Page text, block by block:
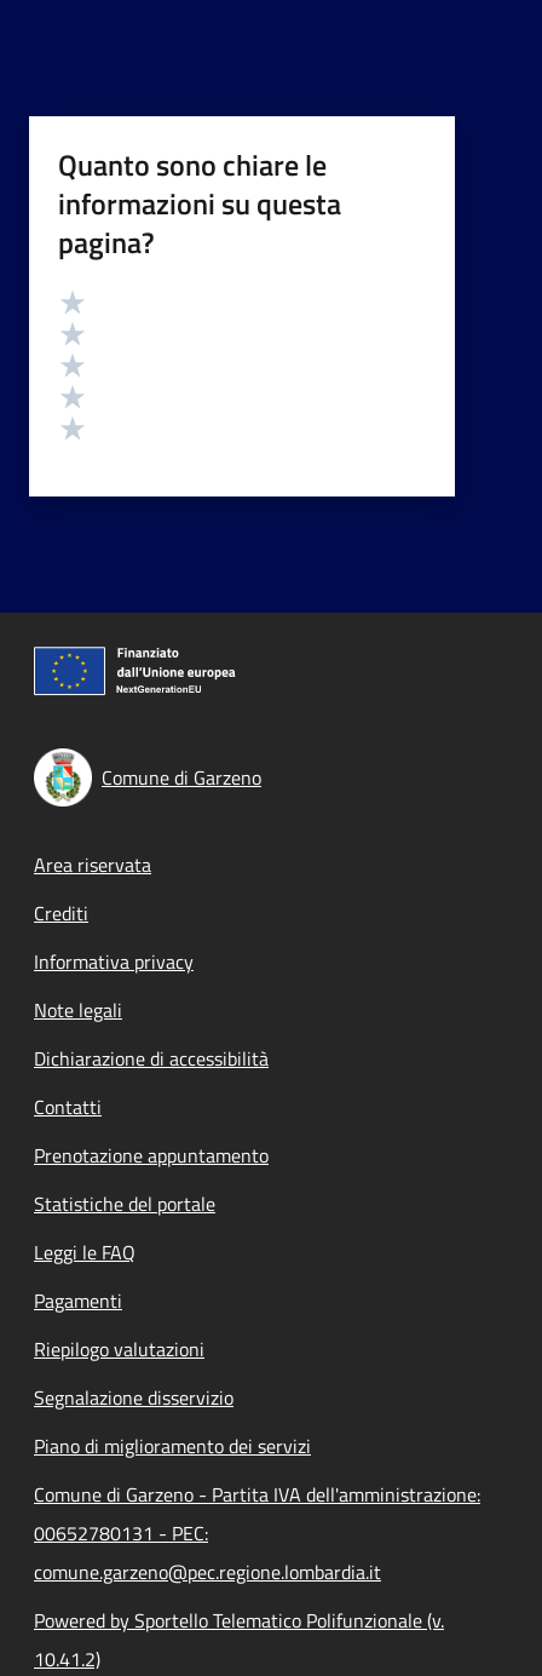
Quanto sono chiare le
informazioni su questa
pagina?
Valutazione
Comune di Garzeno
Footer menu
Area riservata
Crediti
Informativa privacy
Note legali
Dichiarazione di accessibilità
Contatti
Prenotazione appuntamento
Statistiche del portale
Leggi le FAQ
Pagamenti
Riepilogo valutazioni
Segnalazione disservizio
Piano di miglioramento dei servizi
Comune di Garzeno - Partita IVA dell'amministrazione:
00652780131 - PEC:
comune.garzeno@pec.regione.lombardia.it
Powered by Sportello Telematico Polifunzionale (v.
10.41.2)